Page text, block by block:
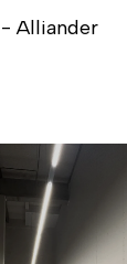
- Alliander